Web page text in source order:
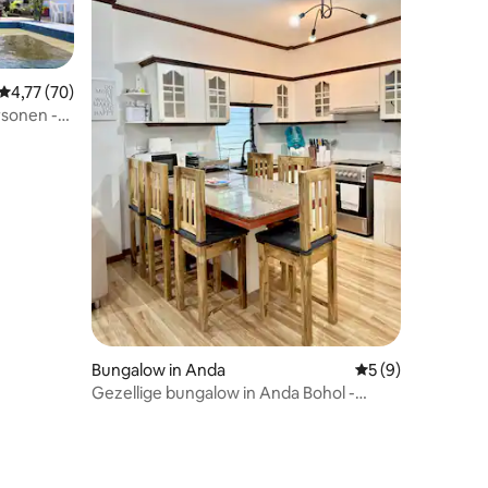
beoordeling van 4,77 uit 5, 70 recensies
4,77 (70)
-
Bungalow in Anda Gemiddelde
5 (9)
Gezellige bungalow in Anda Bohol -